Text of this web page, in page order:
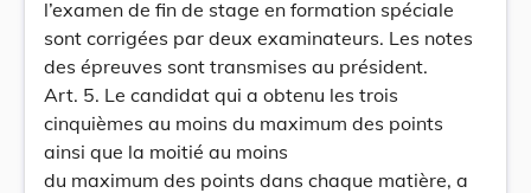
l’examen de fin de stage en formation spéciale
sont corrigées par deux examinateurs. Les notes
des épreuves sont transmises au président.
Art. 5. Le candidat qui a obtenu les trois
cinquièmes au moins du maximum des points
ainsi que la moitié au moins
du maximum des points dans chaque matière, a